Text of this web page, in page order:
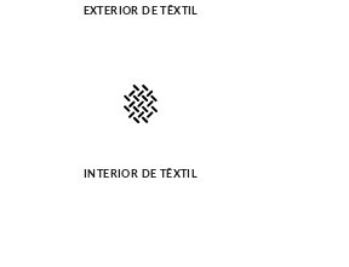
EXTERIOR DE TÊXTIL
INTERIOR DE TÊXTIL